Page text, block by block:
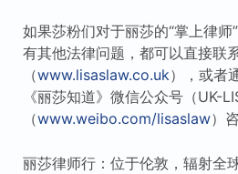
如果莎粉们对于丽莎的“掌上律
有其他法律问题，都可以直接联
（www.lisaslaw.co.uk），或者
《丽莎知道》微信公众号（UK-
（www.weibo.com/lisaslaw）
丽莎律师行：位于伦敦，辐射全